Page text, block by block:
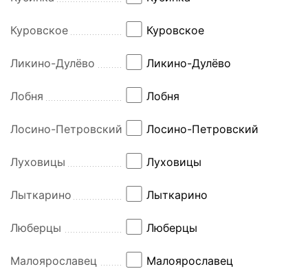
Куровское Куровское
Ликино-Дулёво Ликино-Дулёво
Лобня Лобня
Лосино-Петровский Лосино-Петровский
Луховицы Луховицы
Лыткарино Лыткарино
Люберцы Люберцы
Малоярославец Малоярославец